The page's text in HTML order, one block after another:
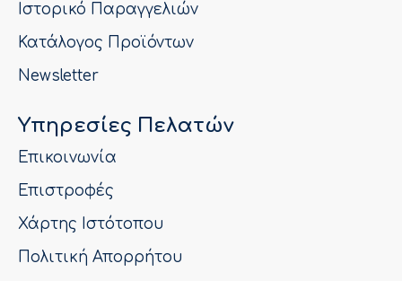
Ιστορικό Παραγγελιών
Κατάλογος Προϊόντων
Newsletter
Υπηρεσίες Πελατών
Επικοινωνία
Επιστροφές
Χάρτης Ιστότοπου
Πολιτική Απορρήτου